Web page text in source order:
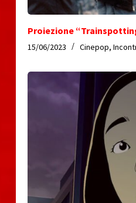
Proiezione
15/06/2023 Cinepop,